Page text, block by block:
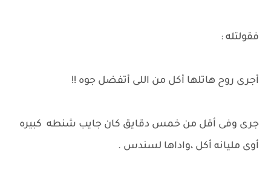
فقولتله :
أجرى روح هاتلها أكل من اللى أتفضل جوه !!
جرى وفى أقل من خمس دقايق كان جايب شنطه كبيره
أوى مليانه أكل ،واداها لسندس .